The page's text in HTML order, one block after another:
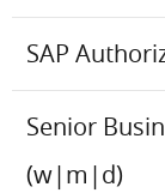
SAP
Senior
(w|m|d)